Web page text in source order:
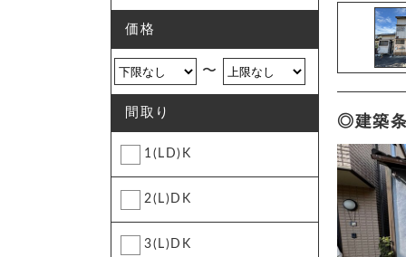
価格
〜
間取り
1(LD)K
2(L)DK
3(L)DK
◎建築